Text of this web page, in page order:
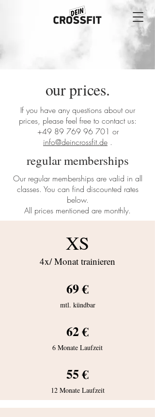
our prices.
If you have any questions about our
prices, please feel free to contact us:
+49 89 769 96 701 or
info@deincrossfit.de .
regular memberships
Our regular memberships are valid in all
classes. You can find discounted rates
below.
All prices mentioned are monthly.
XS
4x/ Monat trainieren
69 €
mtl. kündbar
62 €
6 Monate Laufzeit
55 €
12 Monate Laufzeit